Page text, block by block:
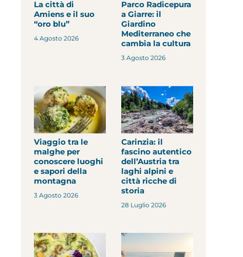
La città di
Amiens e il suo
“oro blu”
4 Agosto 2026
Parco Radicepura
a Giarre: il
Giardino
Mediterraneo che
cambia la cultura
3 Agosto 2026
Viaggio tra le
malghe per
conoscere luoghi
e sapori della
montagna
3 Agosto 2026
Carinzia: il
fascino autentico
dell’Austria tra
laghi alpini e
città ricche di
storia
28 Luglio 2026